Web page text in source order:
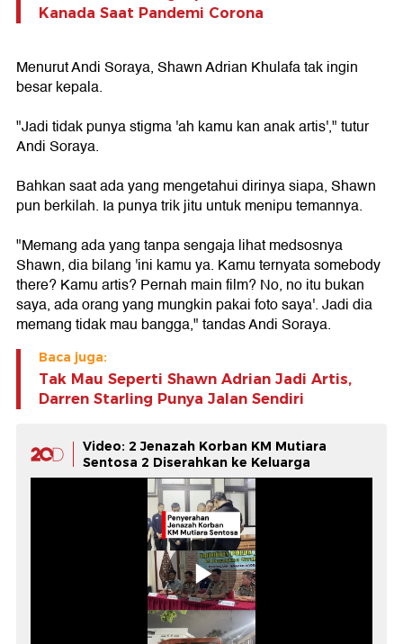
Kanada Saat Pandemi Corona
Menurut Andi Soraya, Shawn Adrian Khulafa tak ingin
besar kepala.
"Jadi tidak punya stigma 'ah kamu kan anak artis'," tutur
Andi Soraya.
Bahkan saat ada yang mengetahui dirinya siapa, Shawn
pun berkilah. Ia punya trik jitu untuk menipu temannya.
"Memang ada yang tanpa sengaja lihat medsosnya
Shawn, dia bilang 'ini kamu ya. Kamu ternyata somebody
there? Kamu artis? Pernah main film? No, no itu bukan
saya, ada orang yang mungkin pakai foto saya'. Jadi dia
memang tidak mau bangga," tandas Andi Soraya.
Baca juga:
Tak Mau Seperti Shawn Adrian Jadi Artis,
Darren Starling Punya Jalan Sendiri
Video: 2 Jenazah Korban KM Mutiara
Sentosa 2 Diserahkan ke Keluarga